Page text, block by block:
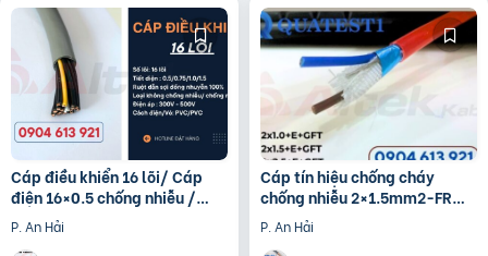
Cáp điều khiển 16 lõi/ Cáp
điện 16×0.5 chống nhiễu /
Control Cable SH -500
16×0.75 Altek Kabel
P. An Hải
Cáp tín hiệu chống cháy
chống nhiễu 2×1.5mm2-FR
Altek Kabel
P. An Hải